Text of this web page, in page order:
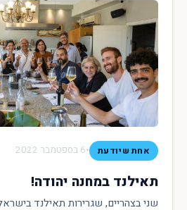
אחת שיודעת •6 בספטמבר 2022
תאילנד במחנה יהודה!
שני בצהריים, שגרירות תאילנד